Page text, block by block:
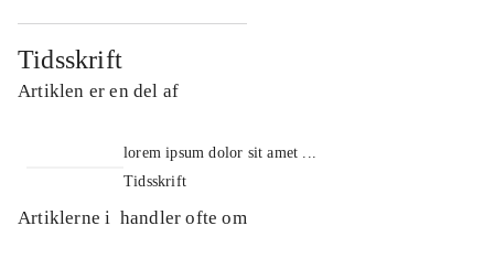
Tidsskrift
Artiklen er en del af
lorem ipsum dolor sit amet ...
Tidsskrift
Artiklerne i handler ofte om